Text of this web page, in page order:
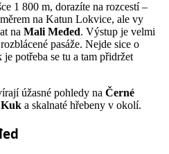
1 800 m, dorazíte na rozcestí –
na Katun Lokvice, ale vy
na Mali Međed. Výstup je velmi
pasáže. Nejde sice o
potřeba se tu a tam přidržet
úžasné pohledy na Černé
Kuk a skalnaté hřebeny v okolí.